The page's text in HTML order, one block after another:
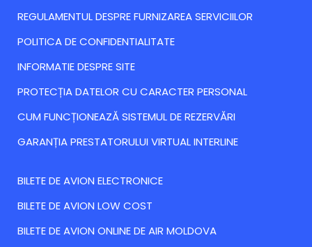
REGULAMENTUL DESPRE FURNIZAREA SERVICIILOR
POLITICA DE CONFIDENTIALITATE
INFORMATIE DESPRE SITE
PROTECȚIA DATELOR CU CARACTER PERSONAL
CUM FUNCȚIONEAZĂ SISTEMUL DE REZERVĂRI
GARANȚIA PRESTATORULUI VIRTUAL INTERLINE
BILETE DE AVION ELECTRONICE
BILETE DE AVION LOW COST
BILETE DE AVION ONLINE DE AIR MOLDOVA